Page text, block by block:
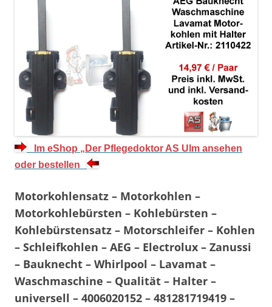
Im eShop „Der Pflegedoktor AS Ulm ansehen
oder bestellen
Motorkohlensatz – Motorkohlen –
Motorkohlebürsten – Kohlebürsten –
Kohlebürstensatz – Motorschleifer – Kohlen
– Schleifkohlen – AEG – Electrolux – Zanussi
– Bauknecht – Whirlpool – Lavamat –
Waschmaschine – Qualität – Halter –
universell – 4006020152 – 481281719419 –